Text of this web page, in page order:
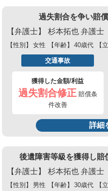
過失割合を争い賠
【弁護士】
杉本拓也 弁護士
【性別】 女性 【年齢】 40歳代 【
交通事故
獲得した金額/利益
過失割合修正賠償条
件改善
詳細
後遺障害等級を獲得し賠
【弁護士】
杉本拓也 弁護士
【性別】 男性 【年齢】 30歳代 【